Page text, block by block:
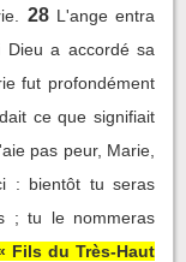
28 L'ange entra
a accordé sa
fut profondément
ce que signifiait
pas peur, Marie,
: bientôt tu seras
; tu le nommeras
Fils du Très-Haut